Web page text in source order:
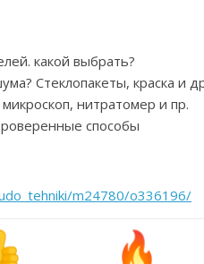
какой выбрать?
Стеклопакеты, краска и
нитратомер и пр.
способы
m24780/o336196/